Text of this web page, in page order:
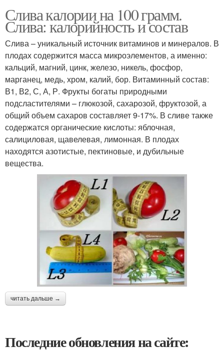
Слива калории на 100 грамм.
Слива: калорийность и состав
Слива – уникальный источник витаминов и минералов. В
плодах содержится масса микроэлементов, а именно:
кальций, магний, цинк, железо, никель, фосфор,
марганец, медь, хром, калий, бор. Витаминный состав:
В1, В2, С, А, Р. Фрукты богаты природными
подсластителями – глюкозой, сахарозой, фруктозой, а
общий объем сахаров составляет 9-17%. В сливе также
содержатся органические кислоты: яблочная,
салициловая, щавелевая, лимонная. В плодах
находятся азотистые, пектиновые, и дубильные
вещества.
читать дальше →
Последние обновления на сайте: